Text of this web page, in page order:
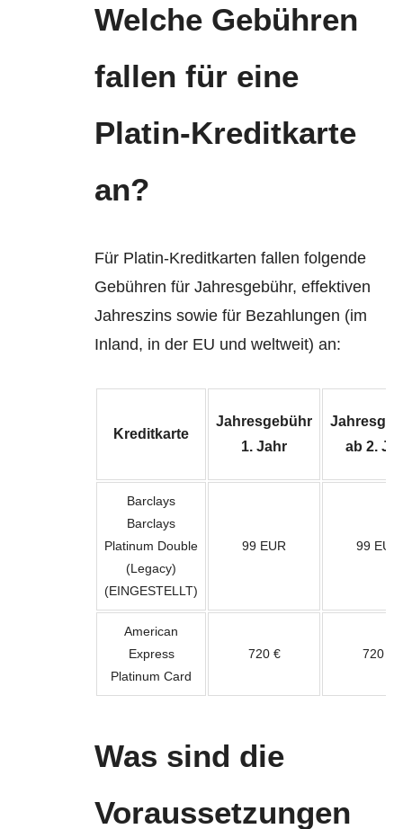
Welche Gebühren
fallen für eine
Platin-Kreditkarte
an?
Für Platin-Kreditkarten fallen folgende
Gebühren für Jahresgebühr, effektiven
Jahreszins sowie für Bezahlungen (im
Inland, in der EU und weltweit) an:
Kreditkarte
Jahresgebühr
1. Jahr
ab 2.
Barclays
Barclays
Platinum Double
(Legacy)
(EINGESTELLT)
99 EUR 99 EUR
American
Express
Platinum Card
720 € 720 €
Was sind die
Voraussetzungen